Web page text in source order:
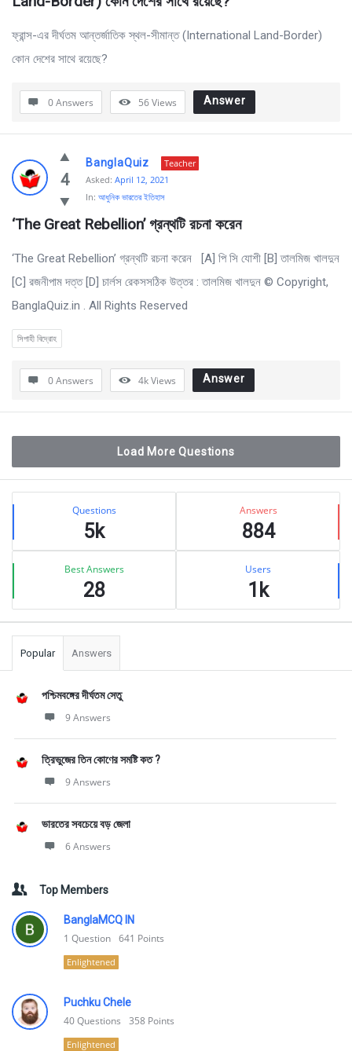
ফ্রান্স-এর দীর্ঘতম আন্তর্জাতিক স্থল-সীমান্ত (International Land-Border)
কোন দেশের সাথে রয়েছে?
0 Answers 56Views Answer
4
BanglaQuiz
Teacher
Asked: April 12, 2021
In: আধুনিক ভারতের ইতিহাস
‘The Great Rebellion’ গ্রন্থটি রচনা করেন
‘The Great Rebellion’ গ্রন্থটি রচনা করেন [A] পি সি যােশী [B] তালমিজ খালদুন
[C] রজনীপাম দত্ত [D] চার্লস রেকসসঠিক উত্তর : তালমিজ খালদুন © Copyright,
BanglaQuiz.in . All Rights Reserved
সিপাহী বিদ্রোহ
0 Answers 4kViews Answer
Load More Questions
Sidebar
Stats Questions
5k
Answers
884
Best Answers
28
Users
1k
Popular Answers
পশ্চিমবঙ্গের দীর্ঘতম সেতু
9 Answers
ত্রিভুজের তিন কোণের সমষ্টি কত ?
9 Answers
ভারতের সবচেয়ে বড় জেলা
6 Answers
Top Members
BanglaMCQ IN
1 Question 641 Points
Enlightened
Puchku Chele
40Questions 358 Points
Enlightened